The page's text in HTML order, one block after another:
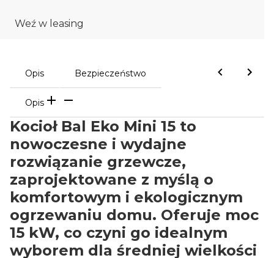
Weź w leasing
Opis Bezpieczeństwo
Opis
Kocioł Bal Eko Mini 15 to
nowoczesne i wydajne
rozwiązanie grzewcze,
zaprojektowane z myślą o
komfortowym i ekologicznym
ogrzewaniu domu. Oferuje moc
15 kW, co czyni go idealnym
wyborem dla średniej wielkości